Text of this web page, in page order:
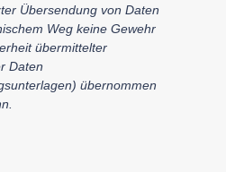
Übersendung von Daten
Weg keine Gewehr
übermittelter
Daten
übernommen